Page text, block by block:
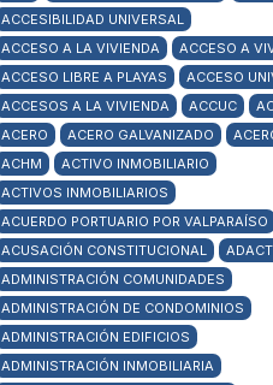
ACCESIBILIDAD UNIVERSAL
ACCESO A LA VIVIENDA
ACCESO A
ACCESO LIBRE A PLAYAS
ACCESO
ACCESOS A LA VIVIENDA
ACCUC
ACERO
ACERO GALVANIZADO
ACHM
ACTIVO INMOBILIARIO
ACTIVOS INMOBILIARIOS
ACUERDO PORTUARIO POR VALPARAÍSO
ACUSACIÓN CONSTITUCIONAL
ADMINISTRACIÓN COMUNIDADES
ADMINISTRACIÓN DE CONDOMINIOS
ADMINISTRACIÓN EDIFICIOS
ADMINISTRACIÓN INMOBILIARIA